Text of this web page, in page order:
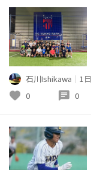
石川Ishikawa ｜ 1
favorite 0 chat 0